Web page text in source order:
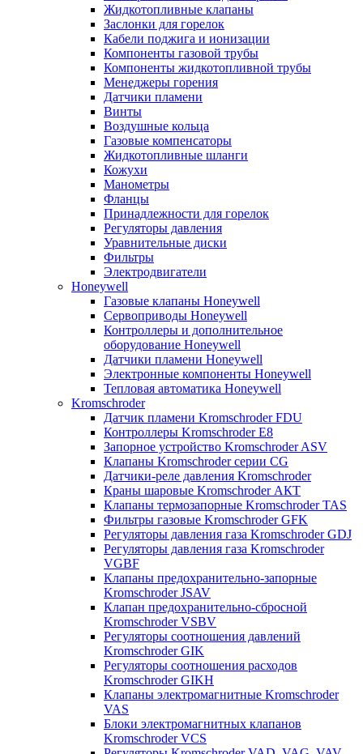
Жидкотопливные клапаны
Заслонки для горелок
Кабели поджига и ионизации
Компоненты газовой трубы
Компоненты жидкотопливной трубы
Менеджеры горения
Датчики пламени
Винты
Воздушные кольца
Газовые компенсаторы
Жидкотопливные шланги
Кожухи
Манометры
Фланцы
Принадлежности для горелок
Регуляторы давления
Уравнительные диски
Фильтры
Электродвигатели
Honeywell
Газовые клапаны Honeywell
Сервоприводы Honeywell
Контроллеры и дополнительное
оборудование Honeywell
Датчики пламени Honeywell
Электронные компоненты Honeywell
Тепловая автоматика Honeywell
Kromschroder
Датчик пламени Kromschroder FDU
Контроллеры Kromschroder E8
Запорное устройство Kromschroder ASV
Клапаны Kromschroder серии CG
Датчики-реле давления Kromschroder
Краны шаровые Kromschroder АКТ
Клапаны термозапорные Kromschroder TAS
Фильтры газовые Kromschroder GFK
Регуляторы давления газа Kromschroder GDJ
Регуляторы давления газа Kromschroder
VGBF
Клапаны предохранительно-запорные
Kromschroder JSAV
Клапан предохранительно-сбросной
Kromschroder VSBV
Регуляторы соотношения давлений
Kromschroder GIK
Регуляторы соотношения расходов
Kromschroder GIKH
Клапаны электромагнитные Kromschroder
VAS
Блоки электромагнитных клапанов
Kromschroder VCS